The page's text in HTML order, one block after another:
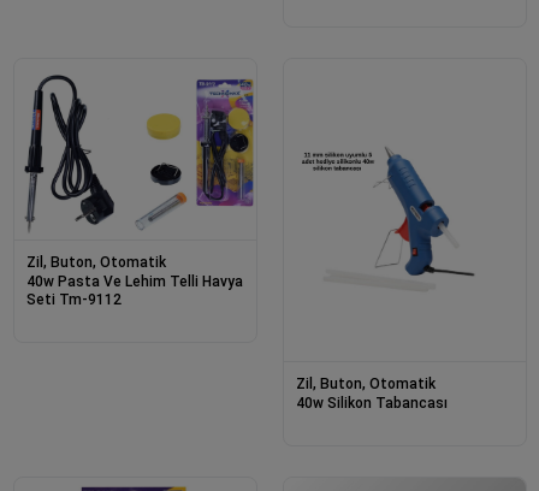
Zil, Buton, Otomatik
40w Pasta Ve Lehim Telli Havya
Seti Tm-9112
Zil, Buton, Otomatik
40w Silikon Tabancası